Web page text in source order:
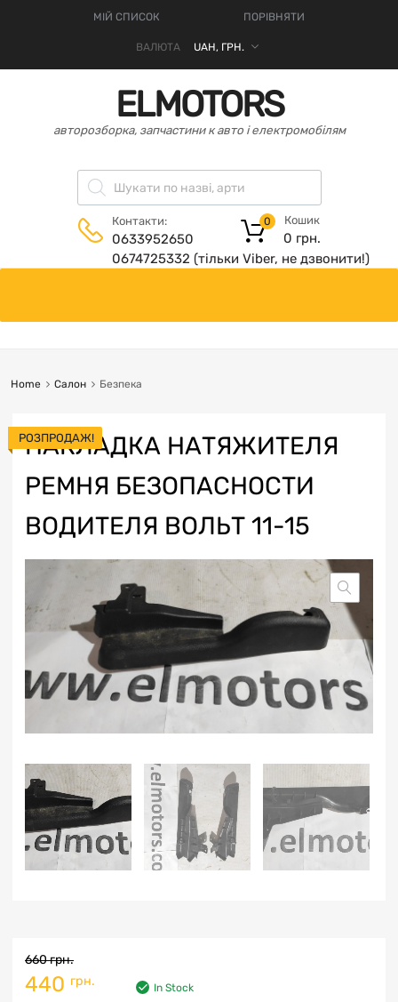
МІЙ СПИСОК ПОРІВНЯТИ
ВАЛЮТА
ELMOTORS
авторозборка, запчастини к авто і електромобілям
Контакти:
0633952650
0674725332 (тільки Viber, не дзвонити!)
Кошик
0 грн.
0
Home Салон Безпека
НАКЛАДКА НАТЯЖИТЕЛЯ
РЕМНЯ БЕЗОПАСНОСТИ
ВОДИТЕЛЯ ВОЛЬТ 11-15
РОЗПРОДАЖ!
660грн.
440 грн. In Stock